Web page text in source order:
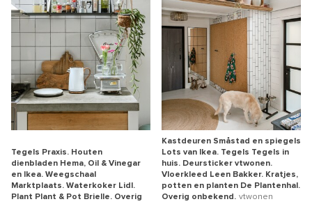
Tegels Praxis. Houten
dienbladen Hema, Oil & Vinegar
en Ikea. Weegschaal
Marktplaats. Waterkoker Lidl.
Plant Plant & Pot Brielle. Overig
Kastdeuren Småstad en spiegels
Lots van Ikea. Tegels Tegels in
huis. Deursticker vtwonen.
Vloerkleed Leen Bakker. Kratjes,
potten en planten De Plantenhal.
Overig onbekend. vtwonen